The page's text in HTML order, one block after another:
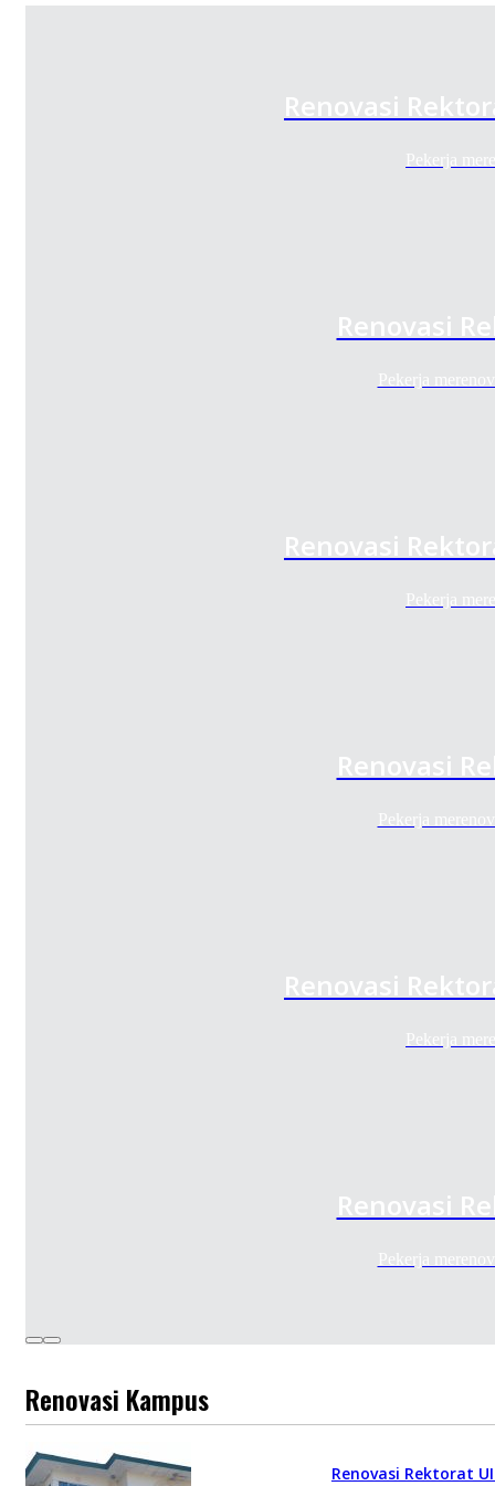
Renovasi
Pekerja
Renovasi
Pekerja
Renovasi
Pekerja
Renovasi
Pekerja
Renovasi
Pekerja
Renovasi
Pekerja
Renovasi Kampus
Renovasi Rektorat